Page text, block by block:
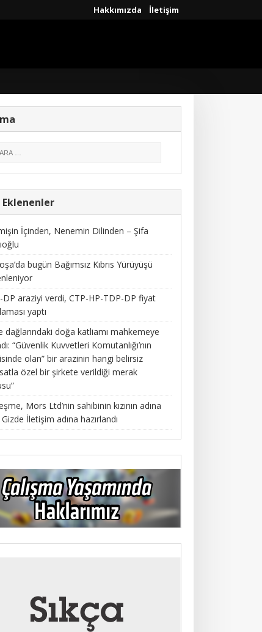
Hakkımızda İletişim
Eklenenler
İçinden, Nenemin Dilinden – Şifa
bugün Bağımsız Kıbrıs Yürüyüşü
DP araziyi verdi, CTP-HP-TDP-DP fiyat
yaptı
dağlarındaki doğa katliamı mahkemeye
“Güvenlik Kuvvetleri Komutanlığı’nın
olan” bir arazinin hangi belirsiz
özel bir şirkete verildiği merak
Mors Ltd’nin sahibinin kızının adına
İletişim adına hazırlandı